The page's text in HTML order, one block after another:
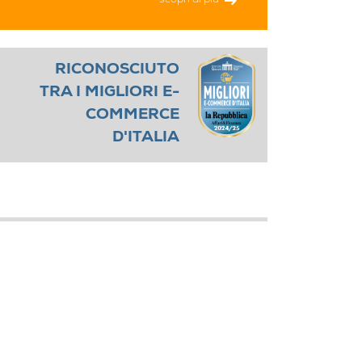
RICONOSCIUTO
TRA I MIGLIORI E-
COMMERCE
D'ITALIA